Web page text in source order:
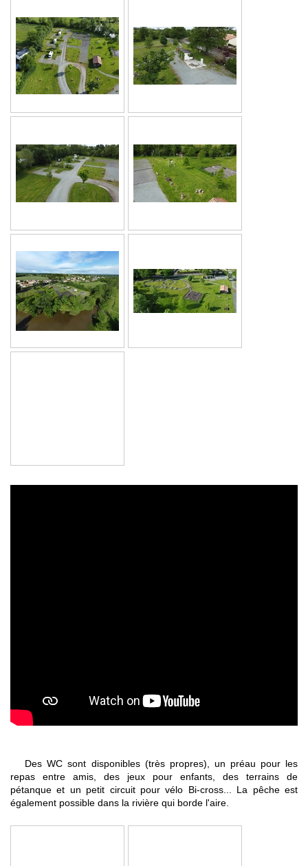
Des WC sont disponibles (très propres), un préau pour les
repas entre amis, des jeux pour enfants, des terrains de
pétanque et un petit circuit pour vélo Bi-cross... La pêche est
également possible dans la rivière qui borde l'aire.